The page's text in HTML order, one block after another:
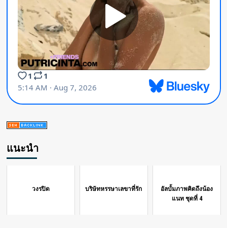
แนะนำ
วงรปิด บริษัทหรรษาเลขาที่รัก
อัลบั้มภาพคิดถึงน้อง
แนท ชุดที่ 4